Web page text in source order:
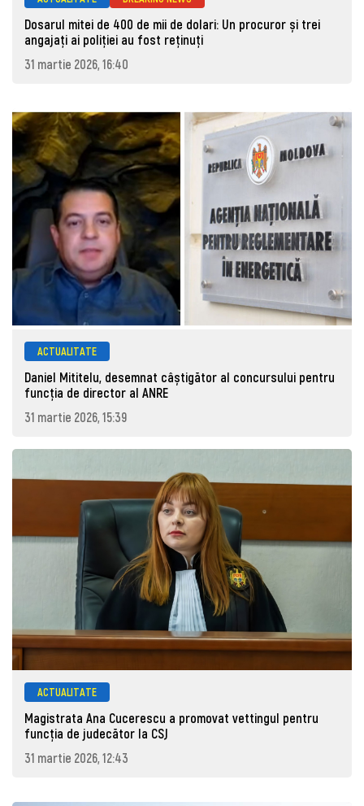
Dosarul mitei de 400 de mii de dolari: Un procuror și trei
angajați ai poliției au fost reținuți
31 martie 2026, 16:40
ACTUALITATE
Daniel Mititelu, desemnat câștigător al concursului pentru
funcția de director al ANRE
31 martie 2026, 15:39
ACTUALITATE
Magistrata Ana Cucerescu a promovat vettingul pentru
funcția de judecător la CSJ
31 martie 2026, 12:43